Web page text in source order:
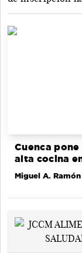
Cuenca
alta cocina
Miguel A. Ramón